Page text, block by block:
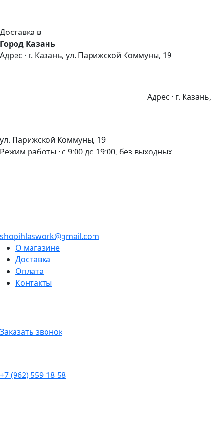
Доставка в
Город Казань
Адрес · г. Казань, ул. Парижской Коммуны, 19
Адрес · г. Казань,
ул. Парижской Коммуны, 19
Режим работы · с 9:00 до 19:00, без выходных
shopihlaswork@gmail.com
О магазине
Доставка
Оплата
Контакты
Заказать звонок
+7 (962) 559-18-58